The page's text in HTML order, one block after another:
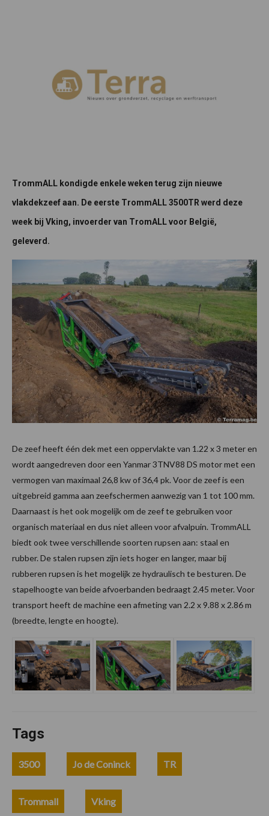
TrommALL kondigde enkele weken terug zijn nieuwe
vlakdekzeef aan. De eerste TrommALL 3500TR werd deze
week bij Vking, invoerder van TromALL voor België,
geleverd.
De zeef heeft één dek met een oppervlakte van 1.22 x 3 meter en
wordt aangedreven door een Yanmar 3TNV88 DS motor met een
vermogen van maximaal 26,8 kw of 36,4 pk. Voor de zeef is een
uitgebreid gamma aan zeefschermen aanwezig van 1 tot 100 mm.
Daarnaast is het ook mogelijk om de zeef te gebruiken voor
organisch materiaal en dus niet alleen voor afvalpuin. TrommALL
biedt ook twee verschillende soorten rupsen aan: staal en
rubber. De stalen rupsen zijn iets hoger en langer, maar bij
rubberen rupsen is het mogelijk ze hydraulisch te besturen. De
stapelhoogte van beide afvoerbanden bedraagt 2.45 meter. Voor
transport heeft de machine een afmeting van 2.2 x 9.88 x 2.86 m
(breedte, lengte en hoogte).
Tags
3500 Jo de Coninck TR
Trommall Vking